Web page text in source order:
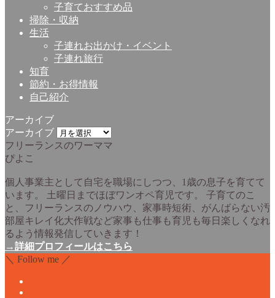
子育ておすすめ品
掃除・収納
生活
子連れお出かけ・イベント
子連れ旅行
知育
節約・お得情報
自己紹介
アーカイブ
アーカイブ
フリーランスのワーママ
ぴよこ
個人事業主として自宅を職場にしつつ、1歳の息子を育てて
います。 土曜日までほぼワンオペ育児です。 子育てのこ
と、フリーランスのノウハウ、家事時短術、がんばらない汚
部屋キレイ化大作戦など家事も仕事も育児も毎日楽しくなれ
るよう情報発信していきます！
→詳細プロフィールはこちら
＼ Follow me ／